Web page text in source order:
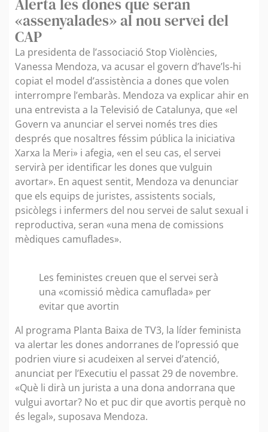
«assenyalades» al nou servei del
CAP
La presidenta de l’associació Stop Violències,
Vanessa Mendoza, va acusar el govern d’have’ls-hi
copiat el model d’assistència a dones que volen
interrompre l’embaràs. Mendoza va explicar ahir en
una entrevista a la Televisió de Catalunya, que «el
Govern va anunciar el servei només tres dies
després que nosaltres féssim pública la iniciativa
Xarxa la Meri» i afegia, «en el seu cas, el servei
servirà per identificar les dones que vulguin
avortar». En aquest sentit, Mendoza va denunciar
que els equips de juristes, assistents socials,
psicòlegs i infermers del nou servei de salut sexual i
reproductiva, seran «una mena de comissions
mèdiques camuflades».
Les feministes creuen que el servei serà
una «comissió mèdica camuflada» per
evitar que avortin
Al programa Planta Baixa de TV3, la líder feminista
va alertar les dones andorranes de l’opressió que
podrien viure si acudeixen al servei d’atenció,
anunciat per l’Executiu el passat 29 de novembre.
«Què li dirà un jurista a una dona andorrana que
vulgui avortar? No et puc dir que avortis perquè no
és legal», suposava Mendoza.